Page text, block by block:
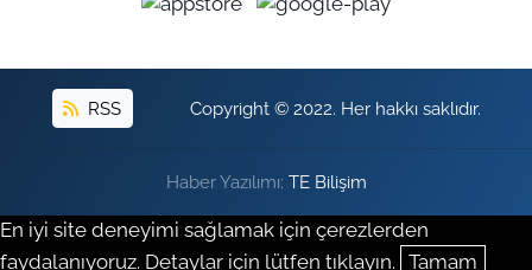
RSS Copyright © 2022. Her hakkı saklıdır.
Haber Yazılımı: TE Bilişim
En iyi site deneyimi sağlamak için çerezlerden
faydalanıyoruz. Detaylar için lütfen tıklayın. Tamam